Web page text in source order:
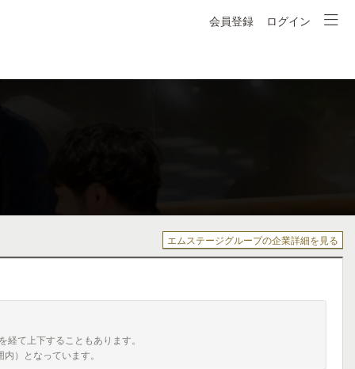
会員登録 ログイン
エムステージグループの企業詳細を見る
て上下することもあります。
内）となっています。